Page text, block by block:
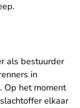
als bestuurder
in
Op het moment
elkaar